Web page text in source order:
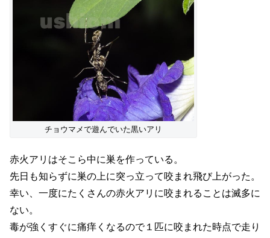
チョウマメで遊んでいた黒いアリ
赤火アリはそこら中に巣を作っている。
先日も知らずに巣の上に突っ立って咬まれ飛び上がった。
幸い、一度にたくさんの赤火アリに咬まれることは滅多に
ない。
毒が強くすぐに痛痒くなるので１匹に咬まれた時点で走り